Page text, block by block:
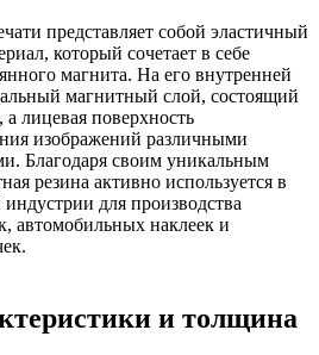
представляет собой эластичный
который сочетает в себе
магнита. На его внутренней
магнитный слой, состоящий
лицевая поверхность
изображений различными
Благодаря своим уникальным
резина активно используется в
для производства
автомобильных наклеек и
и толщина